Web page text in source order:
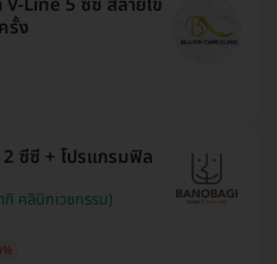
รั้ง
2 ซีซี + โปรแกรมฟิล
คลินิกเวชกรรม)